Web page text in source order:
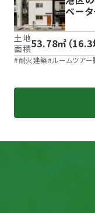
ベー
土地
面積53.78㎡（16.3
#耐火建築#ルームツア